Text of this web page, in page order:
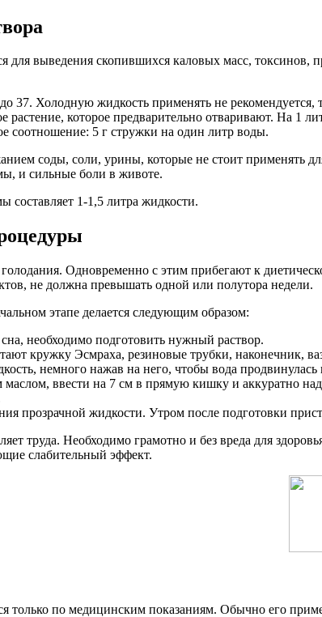
для выведения скопившихся каловых масс,
37. Холодную жидкость применять не
которое предварительно отваривают. На 1
соотношение: 5 г стружки на один литр воды.
соды, соли, урины, которые не стоит применять
и сильные боли в животе.
1-1,5 литра жидкости.
голодания. Одновременно с этим прибегают к
не должна превышать одной или полутора недели.
этапе делается следующим образом:
необходимо подготовить нужный раствор.
кружку Эсмраха, резиновые трубки, наконечник,
немного нажав на него, чтобы вода продвинулась
маслом, ввести на 7 см в прямую кишку и аккуратно
прозрачной жидкости. Утром после подготовки
труда. Необходимо грамотно и без вреда для
слабительный эффект.
только по медицинским показаниям. Обычно его